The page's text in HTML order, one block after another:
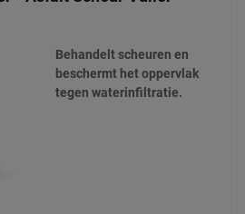
Behandelt scheuren en
beschermt het oppervlak
tegen waterinfiltratie.